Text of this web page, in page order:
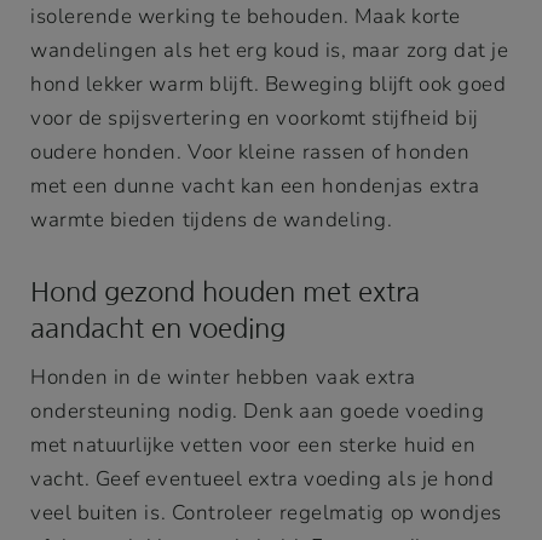
isolerende werking te behouden. Maak korte
wandelingen als het erg koud is, maar zorg dat je
hond lekker warm blijft. Beweging blijft ook goed
voor de spijsvertering en voorkomt stijfheid bij
oudere honden. Voor kleine rassen of honden
met een dunne vacht kan een hondenjas extra
warmte bieden tijdens de wandeling.
Hond gezond houden met extra
aandacht en voeding
Honden in de winter hebben vaak extra
ondersteuning nodig. Denk aan goede voeding
met natuurlijke vetten voor een sterke huid en
vacht. Geef eventueel extra voeding als je hond
veel buiten is. Controleer regelmatig op wondjes